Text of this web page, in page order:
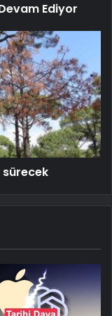
Ediyor
sürecek